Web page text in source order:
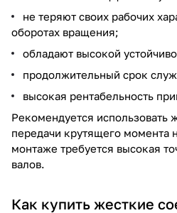
не теряют своих рабочих
оборотах вращения;
обладают высокой
продолжительный срок
высокая рентабельность
Рекомендуется использовать
передачи крутящего момента
монтаже требуется высокая
валов.
Как купить жесткие